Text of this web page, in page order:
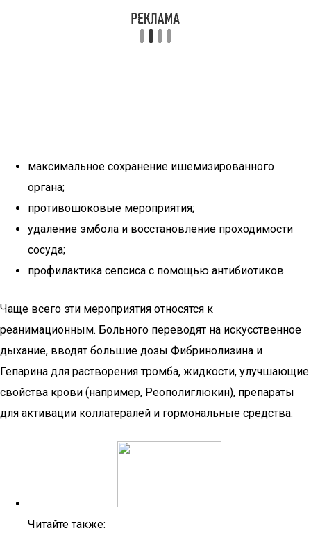
максимальное сохранение ишемизированного
органа;
противошоковые мероприятия;
удаление эмбола и восстановление проходимости
сосуда;
профилактика сепсиса с помощью антибиотиков.
Чаще всего эти мероприятия относятся к
реанимационным. Больного переводят на искусственное
дыхание, вводят большие дозы Фибринолизина и
Гепарина для растворения тромба, жидкости, улучшающие
свойства крови (например, Реополиглюкин), препараты
для активации коллатералей и гормональные средства.
Читайте также: